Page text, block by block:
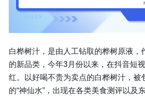
白桦树汁，是由人工钻取的桦树原液，
的新品类，今年3月份以来，在抖音短
红。以好喝不贵为卖点的白桦树汁，被
的“神仙水”，出现在各类美食测评以及